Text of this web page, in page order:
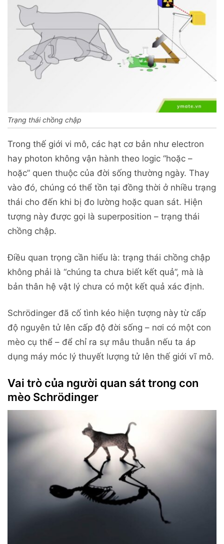
Trạng thái chồng chập
Trong thế giới vi mô, các hạt cơ bản như electron
hay photon không vận hành theo logic “hoặc –
hoặc” quen thuộc của đời sống thường ngày. Thay
vào đó, chúng có thể tồn tại đồng thời ở nhiều trạng
thái cho đến khi bị đo lường hoặc quan sát. Hiện
tượng này được gọi là superposition – trạng thái
chồng chập.
Điều quan trọng cần hiểu là: trạng thái chồng chập
không phải là “chúng ta chưa biết kết quả”, mà là
bản thân hệ vật lý chưa có một kết quả xác định.
Schrödinger đã cố tình kéo hiện tượng này từ cấp
độ nguyên tử lên cấp độ đời sống – nơi có một con
mèo cụ thể – để chỉ ra sự mâu thuẫn nếu ta áp
dụng máy móc lý thuyết lượng tử lên thế giới vĩ mô.
Vai trò của người quan sát trong con
mèo Schrödinger